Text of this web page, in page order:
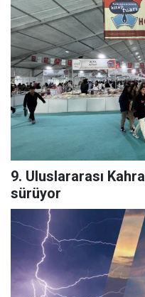
9. Uluslararası
sürüyor